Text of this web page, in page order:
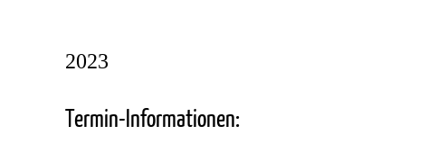
2023
Termin-Informationen: